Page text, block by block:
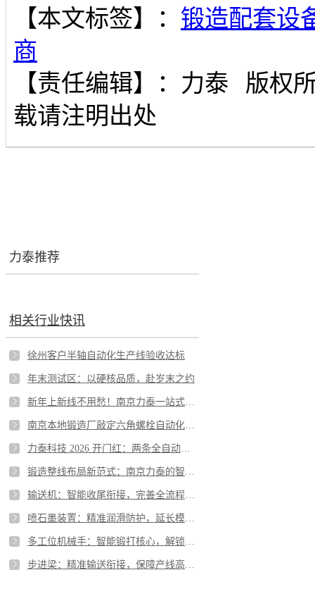
【本文标签】： 锻造配套设
商
【责任编辑】： 力泰
版权
载请注明出处
力泰推荐
相关行业快讯
徐州客户半轴自动化生产线验收达标
年末测试区：以硬核品质，赴岁末之约
新年上新线不用愁！南京力泰一站式锻造整线
南京本地锻造厂敲定六角螺栓自动化生产线
力泰科技 2026 开门红：两条全自动化锻造生产线落地越南
锻造整线布局新范式：南京力泰的智能协同与效率革命
输送机：智能收尾衔接，完善全流程自动化闭环
喷石墨装置：精准润滑防护，延长模具寿命与提升精度
多工位机械手：智能锻打核心，解锁柔性生产潜能
步进梁：精准输送衔接，保障产线高效流转